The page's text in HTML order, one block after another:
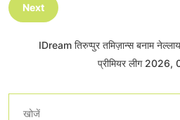
Next
IDream तिरुप्पुर तमिज़ान्स बनाम
प्रीमियर लीग
खोजें